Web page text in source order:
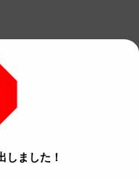
しました！